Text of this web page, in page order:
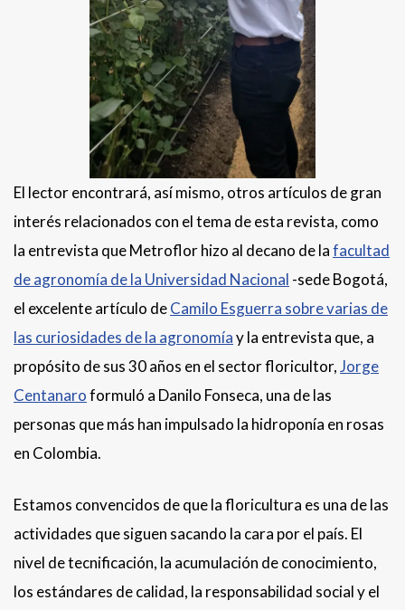
El lector encontrará, así mismo, otros artículos de gran
interés relacionados con el tema de esta revista, como
la entrevista que Metroflor hizo al decano de lafacultad
de agronomía de la Universidad Nacional -sede Bogotá,
el excelente artículo deCamilo Esguerra sobre varias de
las curiosidades de la agronomíay la entrevista que, a
propósito de sus 30 años en el sector floricultor,Jorge
Centanaroformuló a Danilo Fonseca, una de las
personas que más han impulsado la hidroponía en rosas
en Colombia.
Estamos convencidos de que la floricultura es una de las
actividades que siguen sacando la cara por el país. El
nivel de tecnificación, la acumulación de conocimiento,
los estándares de calidad, la responsabilidad social y el